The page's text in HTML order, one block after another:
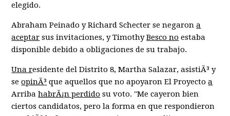
elegido.
Abraham Peinado y Richard Schecter se negarona
aceptar sus invitaciones, y TimothyBesco no estaba
disponible debido a obligaciones de su trabajo.
Una residente del Distrito 8, Martha Salazar, asistiÃ³ y
seopinÃ³ que aquellos que no apoyaron El Proyectoa
ArribahabrÃ¡n perdido su voto. "Me cayeron bien
ciertos candidatos, pero la forma en que respondieron